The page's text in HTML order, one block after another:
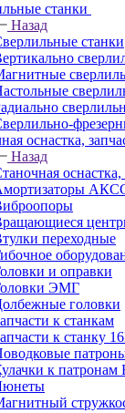
станки
Назад
станки
оснастка,
Назад
оснастка,
переходные
и оправки
ЭМГ
головки
к станкам
к станку
к патронам